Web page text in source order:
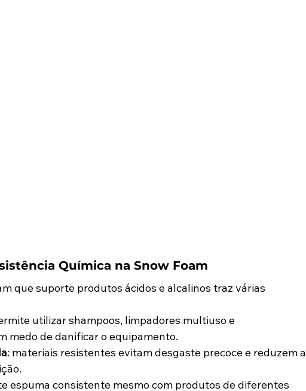
Química na Snow Foam
que suporte produtos ácidos e alcalinos traz várias
utilizar shampoos, limpadores multiuso e
medo de danificar o equipamento.
: materiais resistentes evitam desgaste precoce e reduzem a
espuma consistente mesmo com produtos de diferentes